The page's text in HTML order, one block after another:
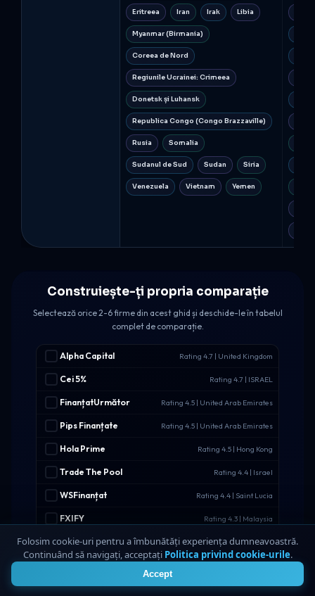
Eritreea Iran Irak Libia
Myanmar (Birmania)
Coreea de Nord
Regiunile Ucrainei: Crimeea
Donetsk și Luhansk
Republica Congo (Congo Brazzaville)
Rusia Somalia
Sudanul de Sud Sudan Siria
Venezuela Vietnam Yemen
Construiește-ți propria comparație
Selectează orice 2-6 firme din acest ghid și deschide-le în tabelul
complet de comparație.
Alpha Capital Rating 4.7 | United Kingdom
Cei 5% Rating 4.7 | ISRAEL
FinanțatUrmător Rating 4.5 | United Arab Emirates
Pips Finanțate Rating 4.5 | United Arab Emirates
Hola Prime Rating 4.5 | Hong Kong
Trade The Pool Rating 4.4 | Israel
WSFinanțat Rating 4.4 | Saint Lucia
FXIFY Rating 4.3 | Malaysia
RebelsFunding Rating 4.3 | Slovakia
Provocările Eightcap Rating 4.1 | Seychelles
FTUK Rating 4 | United States
Folosim cookie-uri pentru a îmbunătăți experiența dumneavoastră.
Continuând să navigați, acceptați Politica privind cookie-urile.
Accept
4